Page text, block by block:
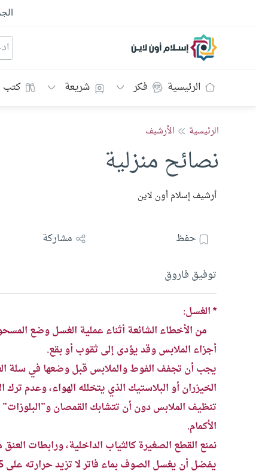
إسلام أون لاين
الرئيسية فكر شريعة كتب
الرئيسية الأرشيف
نصائح منزلية
أرشيف إسلام أون لاين
حفظ مشاركة
توفيق فاروق
* الغسل:
من الأخطاء الشائعة أثناء عملية الغسل وضع
أجزاء الملابس وقد يؤدى إلى ثقوب أو بقع.
يجب أن تجفف الفوط والملابس قبل وضعها في سلة
الخيزران أو البلاستيك الذي يتخلله الهواء، وعدم
تنظيف الملابس دون أن تتشابك القمصان
الأكمام.
نمنع القطع الصغيرة كالثياب الداخلية، ورابطات